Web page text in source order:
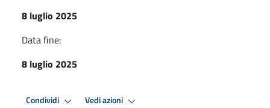
8 luglio 2025
Data fine:
8 luglio 2025
Condividi Vedi azioni